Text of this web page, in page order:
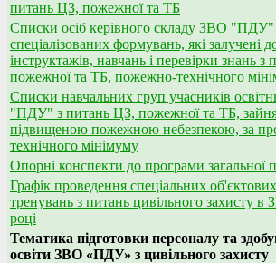
питань ЦЗ, пожежної та ТБ
Списки осіб керівного складу ЗВО "ПДУ"
спеціалізованих формувань, які залучені
інструктажів, навчань і перевірки знань з
пожежної та ТБ, пожежно-технічного
Списки навчальних груп учасників
"ПДУ" з питань ЦЗ, пожежної та ТБ,
підвищеною пожежною небезпекою, за
технічного мінімуму
Опорні конспекти до програми загальної
Графік проведення спеціальних
тренувань з питань цивільного захисту
році
Тематика підготовки персоналу та
освіти ЗВО «ПДУ» з цивільного захисту